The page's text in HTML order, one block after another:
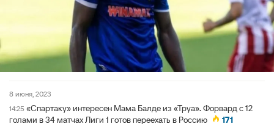
8 июня, 2023
14:25 «Спартаку» интересен Мама Балде из «Труа». Форвард с 12
голами в 34 матчах Лиги 1 готов переехать в Россию
171